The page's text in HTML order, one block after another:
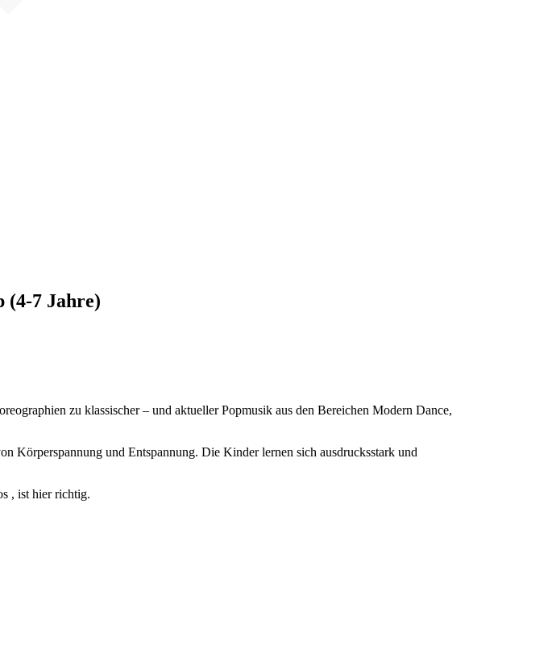
7 Jahre)
zu klassischer – und aktueller Popmusik aus den Bereichen Modern Dance,
Körperspannung und Entspannung. Die Kinder lernen sich ausdrucksstark und
, ist hier richtig.